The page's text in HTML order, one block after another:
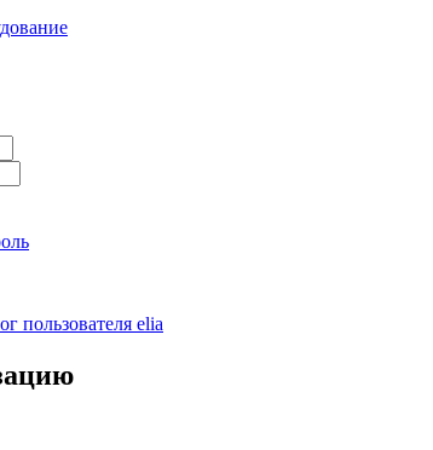
пользователя elia